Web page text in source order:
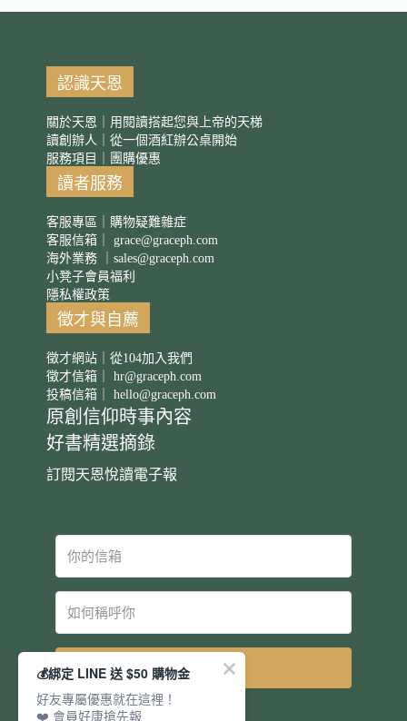
認識天恩
關於天恩｜用閱讀搭起您與上帝的天梯
讀創辦人｜從一個酒紅辦公桌開始
服務項目｜團購優惠
讀者服務
客服專區｜購物疑難雜症
客服信箱｜ grace@graceph.com
海外業務 ｜ sales@graceph.com
小凳子會員福利
隱私權政策
徵才與自薦
徵才網站｜從104加入我們
徵才信箱｜ hr@graceph.com
投稿信箱｜ hello@graceph.com
原創信仰時事內容
好書精選摘錄
訂閱天恩悅讀電子報
立即訂閱
💰綁定 LINE 送 $50 購物金
好友專屬優惠就在這裡！
❤️ 會員好康搶先報